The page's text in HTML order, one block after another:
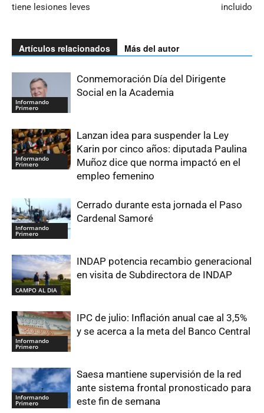
tiene lesiones leves
incluido
Artículos relacionados Más del autor
Informando
Primero
Conmemoración Día del Dirigente
Social en la Academia
Informando
Primero
Lanzan idea para suspender la Ley
Karin por cinco años: diputada Paulina
Muñoz dice que norma impactó en el
empleo femenino
Informando
Primero
Cerrado durante esta jornada el Paso
Cardenal Samoré
CAMPO AL DIA
INDAP potencia recambio generacional
en visita de Subdirectora de INDAP
Informando
Primero
IPC de julio: Inflación anual cae al 3,5%
y se acerca a la meta del Banco Central
Informando
Primero
Saesa mantiene supervisión de la red
ante sistema frontal pronosticado para
este fin de semana